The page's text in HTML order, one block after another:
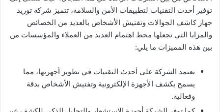
توفير أحدث التقنيات لتطبيقات الأمن والسلامة، تتميز شركة توريد
جهاز كاشف الجوالات وتفتيش الأشخاص بالعديد من الخصائص
والمزايا التي تجعلها محط اهتمام العديد من العملاء والمؤسسات من
بين هذه المميزات ما يلي:
تعتمد الشركة على أحدث التقنيات في تطوير أجهزتها، مما
يسمح بكشف الأجهزة الإلكترونية وتفتيش الأشخاص بدقة
وفعالية.